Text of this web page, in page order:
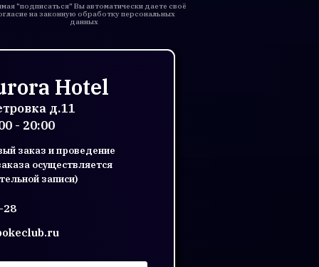
заказ и проведение
осуществляется
записи)
- 20:00
д.11
Hotel
"подписаться" Вы автоматически даете своё
на законную обработку персональных
данных
28